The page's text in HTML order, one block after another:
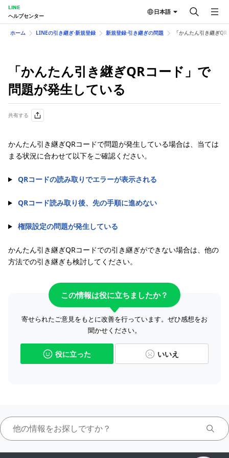
LINE
ヘルプセンター
日本語
ホーム LINEの引き継ぎ⋅新規登録 新規登録⋅引き継ぎの問題 「かんたん引き継ぎ
「かんたん引き継ぎQRコード」で
問題が発生している
共有する
かんたん引き継ぎQRコードで問題が発生している場合は、当ては
まる状況に合わせて以下をご確認ください。
QRコードの読み取りでエラーが表示される
QRコード読み取り後、先の手順に進めない
権限設定の問題が発生している
かんたん引き継ぎQRコードでの引き継ぎができない場合は、他の
方法での引き継ぎも検討してください。
この情報は役に立ちましたか？
寄せられたご意見をもとに改善を行っています。ぜひ感想をお
聞かせください。
役に立った いいえ